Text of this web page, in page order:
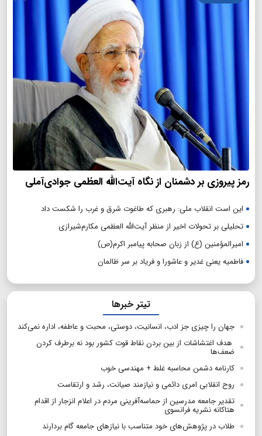
رمز پیروزی بر دشمنان از نگاه آیت‌الله العظمی جوادی‌آملی
این است انقلاب ملی: رهبری که طاغوت شرق و غرب را شکست داد
تحلیلی بر تحولات اخیر از منظر آیت‌الله العظمی مکارم‌شیرازی
امیرالمؤمنین (ع) از زبان صحابه پیامبر اکرم(ص)
فاطمیه یعنی غدیر و عاشورا و فریاد بر سر ظالمان
تیتر خبرها
جهان را چیزی جز ادب، انسانیت، دوستی، محبت و عاطفه، اداره نمی‌کند
هدف اغتشاشات از بین بردن نقاط قوت کشور بود نه برطرف کردن
ضعف‌ها
کارنامه دشمن محاسبه‌ غلط + مهندسی خوب
روح انقلابی امری دائمی و نیازمند صیانت، رشد و ارتقاست
تقدیر جامعه مدرسین از حماسه‌آفرینی مردم در اعلام انزجار از اقدام
هتاکانه نشریه فرانسوی
طلاب در پژوهش‌های خود متناسب با نیازهای جامعه گام بردارند